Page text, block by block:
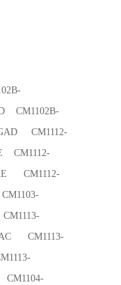
CM1102B-
CM1112-
CM1112-
CM1112-
CM1113-